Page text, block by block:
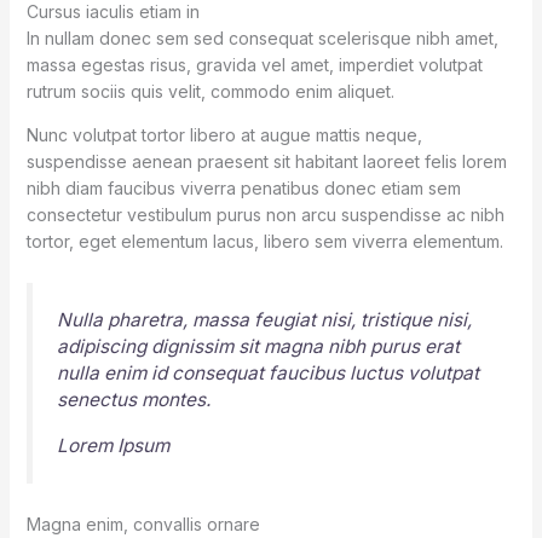
Cursus iaculis etiam in
In nullam donec sem sed consequat scelerisque nibh amet,
massa egestas risus, gravida vel amet, imperdiet volutpat
rutrum sociis quis velit, commodo enim aliquet.
Nunc volutpat tortor libero at augue mattis neque,
suspendisse aenean praesent sit habitant laoreet felis lorem
nibh diam faucibus viverra penatibus donec etiam sem
consectetur vestibulum purus non arcu suspendisse ac nibh
tortor, eget elementum lacus, libero sem viverra elementum.
Nulla pharetra, massa feugiat nisi, tristique nisi,
adipiscing dignissim sit magna nibh purus erat
nulla enim id consequat faucibus luctus volutpat
senectus montes.
Lorem Ipsum
Magna enim, convallis ornare